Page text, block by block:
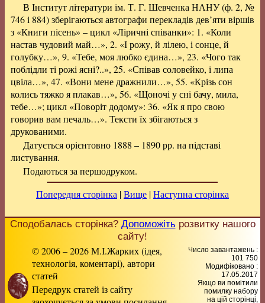
В Інститут літератури ім. Т. Г. Шевченка НАНУ (ф. 2, №
746 і 884) зберігаються автографи перекладів дев’яти віршів
з «Книги пісень» – цикл «Ліричні співанки»: 1. «Коли
настав чудовий май…», 2. «І рожу, й лілею, і сонце, й
голубку…», 9. «Тебе, моя любко єдина…», 23. «Чого так
поблідли ті рожі ясні?..», 25. «Співав соловейко, і липа
цвіла…», 47. «Вони мене дражнили…», 55. «Крізь сон
колись тяжко я плакав…», 56. «Щоночі у сні бачу, мила,
тебе…»; цикл «Поворіт додому»: 36. «Як я про свою
говорив вам печаль…». Тексти їх збігаються з
друкованими.
Датується орієнтовно 1888 – 1890 рр. на підставі
листування.
Подаються за першодруком.
Попередня сторінка |Вище |Наступна сторінка
Сподобалась сторінка? Допоможітьрозвитку нашого
сайту!
© 2006 – 2026 М.І.Жарких (ідея,
технологія, коментарі), автори
статей
Передрук статей із сайту
Число завантажень :
101 750
Модифіковано :
17.05.2017
Якщо ви помітили
помилку набору
на цiй сторiнцi,